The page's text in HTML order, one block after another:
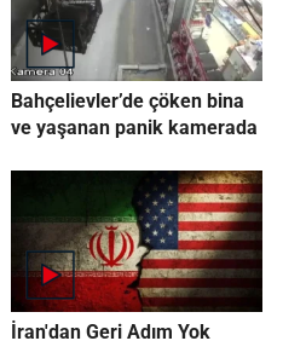
Bahçelievler’de çöken bina
ve yaşanan panik kamerada
İran'dan Geri Adım Yok